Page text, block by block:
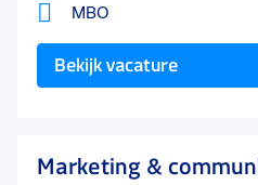
MBO
Bekijk vacature
Marketing &